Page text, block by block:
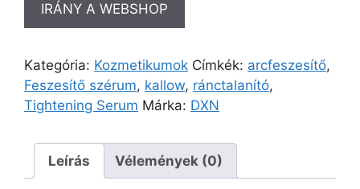
IRÁNY A WEBSHOP
Kategória: Kozmetikumok Címkék: arcfeszesítő,
Feszesítő szérum, kallow, ránctalanító,
Tightening Serum Márka: DXN
Leírás Vélemények (0)